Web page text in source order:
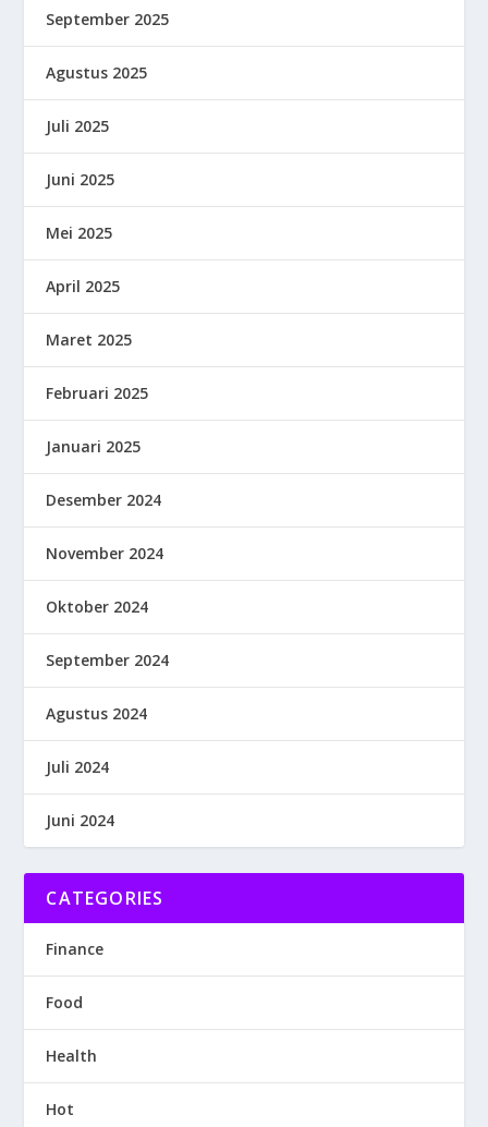
September 2025
Agustus 2025
Juli 2025
Juni 2025
Mei 2025
April 2025
Maret 2025
Februari 2025
Januari 2025
Desember 2024
November 2024
Oktober 2024
September 2024
Agustus 2024
Juli 2024
Juni 2024
CATEGORIES
Finance
Food
Health
Hot